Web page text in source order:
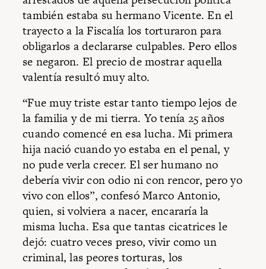
también estaba su hermano Vicente. En el
trayecto a la Fiscalía los torturaron para
obligarlos a declararse culpables. Pero ellos
se negaron. El precio de mostrar aquella
valentía resultó muy alto.
“Fue muy triste estar tanto tiempo lejos de
la familia y de mi tierra. Yo tenía 25 años
cuando comencé en esa lucha. Mi primera
hija nació cuando yo estaba en el penal, y
no pude verla crecer. El ser humano no
debería vivir con odio ni con rencor, pero yo
vivo con ellos”, confesó Marco Antonio,
quien, si volviera a nacer, encararía la
misma lucha. Esa que tantas cicatrices le
dejó: cuatro veces preso, vivir como un
criminal, las peores torturas, los